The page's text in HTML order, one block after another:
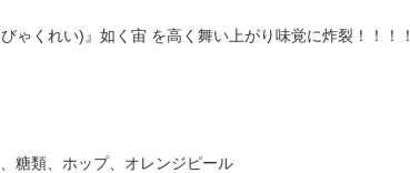
ゃくれい)』如く宙 を高く舞い上がり味覚に炸裂！！！！
糖類、ホップ、オレンジピール